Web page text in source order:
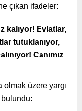
çıkan ifadeler:
kalıyor! Evlatlar,
tutuklanıyor,
Canımız
olmak üzere yargı
bulundu: